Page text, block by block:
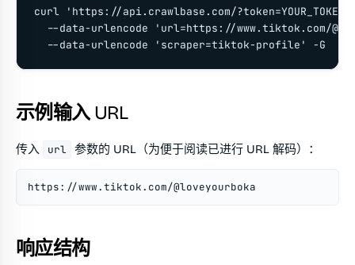
curl 'https://api.crawlbase.com/
--data-urlencode 'url=https://www.tiktok.com/
  --data-urlencode 'scraper=tiktok-profile' -G
示例输入 URL
传入 url 参数的 URL（为便于阅读已进行 URL 解码）：
https://www.tiktok.com/@loveyourboka
响应结构